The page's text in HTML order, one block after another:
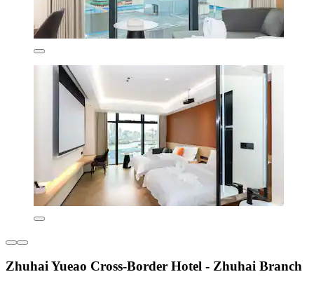
Zhuhai Yueao Cross-Border Hotel - Zhuhai Branch